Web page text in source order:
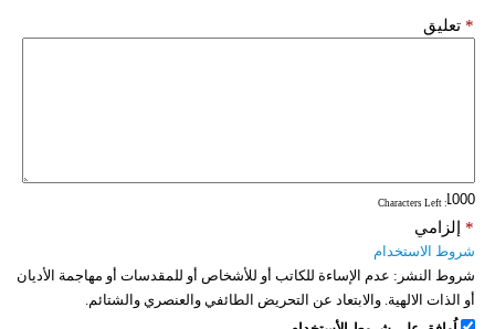
تعليق *
: Characters Left
إلزامي *
شروط الاستخدام
شروط النشر: عدم الإساءة للكاتب أو للأشخاص أو للمقدسات أو مهاجمة الأديان
أو الذات الالهية. والابتعاد عن التحريض الطائفي والعنصري والشتائم.